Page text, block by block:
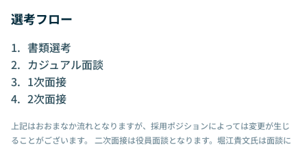
選考フロー
書類選考
カジュアル面談
1次面接
2次面接
上記はおおまなか流れとなりますが、採用ポジションによっては変更が生じ
ることがございます。 二次面接は役員面談となります。堀江貴文氏は面談に